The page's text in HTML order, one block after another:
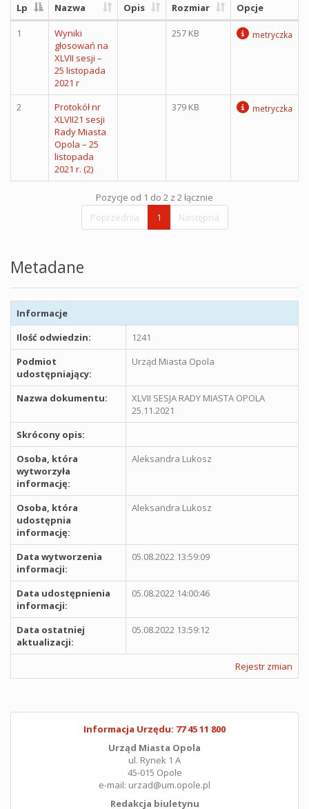
Lp Nazwa Opis Rozmiar Opcje
1
Wyniki
głosowań na
XLVII sesji –
25 listopada
2021 r
257 KB metryczka
2
Protokół nr
XLVII21 sesji
Rady Miasta
Opola – 25
listopada
2021 r. (2)
379 KB metryczka
Pozycje od 1 do 2 z 2 łącznie
Poprzednia
1 Następna
Metadane
Informacje
Ilość odwiedzin:
1241
Podmiot
udostępniający:
Urząd Miasta Opola
Nazwa dokumentu:
XLVII SESJA RADY MIASTA OPOLA
25.11.2021
Skrócony opis:
Osoba, która
wytworzyła
informację:
Aleksandra Lukosz
Osoba, która
udostępnia
informację:
Aleksandra Lukosz
Data wytworzenia
informacji:
05.08.2022 13:59:09
Data udostępnienia
informacji:
05.08.2022 14:00:46
Data ostatniej
aktualizacji:
05.08.2022 13:59:12
Rejestr zmian
Informacja Urzędu: 77 45 11 800
Urząd Miasta Opola
ul. Rynek 1 A
45-015 Opole
e-mail: urzad@um.opole.pl
Redakcja biuletynu